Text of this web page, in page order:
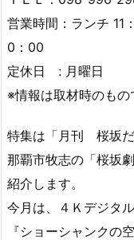
営業時間：ランチ 11
0：00
定休日 : 月曜日
※情報は取材時のもの
特集は「月刊 桜坂だ
那覇市牧志の「桜坂
紹介します。
今月は、４Ｋデジタ
『ショーシャンクの